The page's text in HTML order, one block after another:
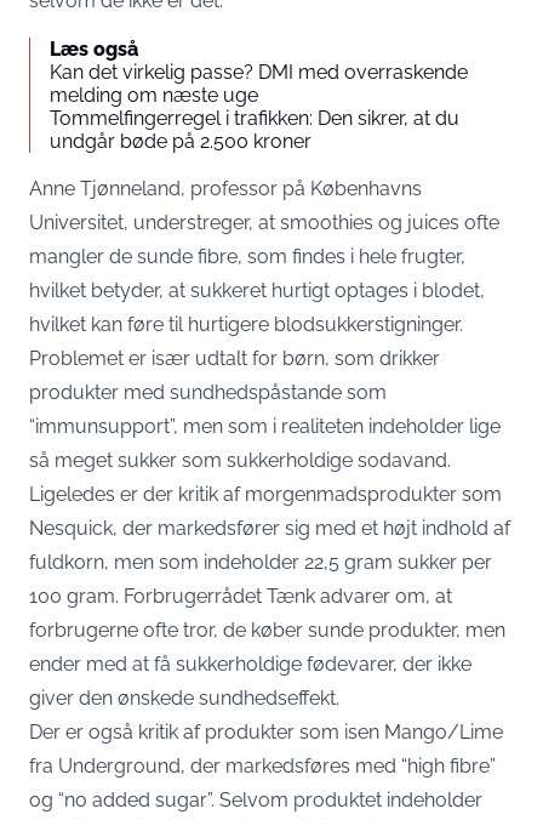
Læs også
Kan det virkelig passe? DMI med overraskende
melding om næste uge
Tommelfingerregel i trafikken: Den sikrer, at du
undgår bøde på 2.500 kroner
Anne Tjønneland, professor på Københavns
Universitet, understreger, at smoothies og juices ofte
mangler de sunde fibre, som findes i hele frugter,
hvilket betyder, at sukkeret hurtigt optages i blodet,
hvilket kan føre til hurtigere blodsukkerstigninger.
Problemet er især udtalt for børn, som drikker
produkter med sundhedspåstande som
“immunsupport”, men som i realiteten indeholder lige
så meget sukker som sukkerholdige sodavand.
Ligeledes er der kritik af morgenmadsprodukter som
Nesquick, der markedsfører sig med et højt indhold af
fuldkorn, men som indeholder 22,5 gram sukker per
100 gram. Forbrugerrådet Tænk advarer om, at
forbrugerne ofte tror, de køber sunde produkter, men
ender med at få sukkerholdige fødevarer, der ikke
giver den ønskede sundhedseffekt.
Der er også kritik af produkter som isen Mango/Lime
fra Underground, der markedsføres med “high fibre”
og “no added sugar”. Selvom produktet indeholder